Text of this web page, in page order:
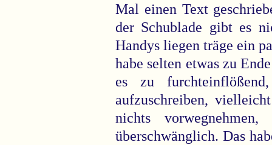
Mal einen Text
der Schublade gibt es
Handys liegen träge ein
habe selten etwas zu
es zu
aufzuschreiben,
nichts
überschwänglich. Das